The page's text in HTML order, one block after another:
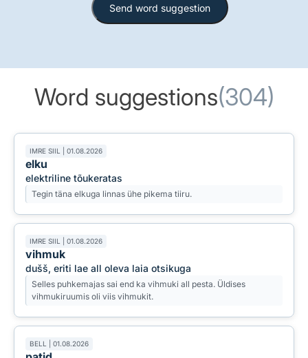
Send word suggestion
Word suggestions(304)
IMRE SIIL | 01.08.2026
elku
elektriline tõukeratas
Tegin täna elkuga linnas ühe pikema tiiru.
IMRE SIIL | 01.08.2026
vihmuk
dušš, eriti lae all oleva laia otsikuga
Selles puhkemajas sai end ka vihmuki all pesta. Üldises
vihmukiruumis oli viis vihmukit.
BELL | 01.08.2026